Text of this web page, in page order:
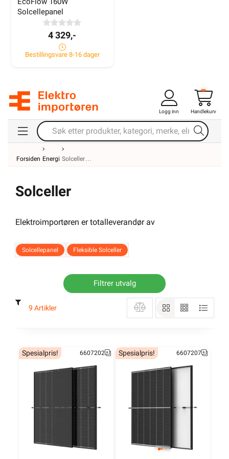
Bilde: Trondheim Elektro
Solcellepanel
4 329,-
Bestillingsvare 8-16 dager
Logg inn Handlekurv
Forsiden Energi Solceller
Solceller
Elektroimportøren er totalleverandør av
landbruk og næring. Det er et stort potensial for
solenergi i Norge og sammen med våre
til en mer bærekraftig fremtid med solenergi. Ta del i
det grønne skiftet - velg solenergi!
Solcellepanel Fleksible Solceller
Filtrer utvalg
9 Artikler
Spesialpris! 6607202 Spesialpris! 6607207